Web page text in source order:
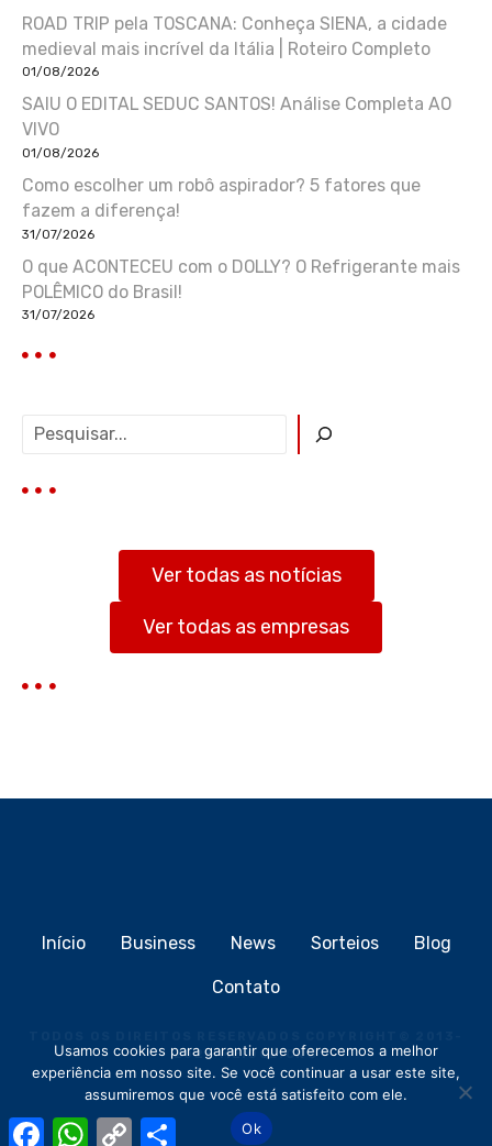
ROAD TRIP pela TOSCANA: Conheça SIENA, a cidade
medieval mais incrível da Itália | Roteiro Completo
01/08/2026
SAIU O EDITAL SEDUC SANTOS! Análise Completa AO
VIVO
01/08/2026
Como escolher um robô aspirador? 5 fatores que
fazem a diferença!
31/07/2026
O que ACONTECEU com o DOLLY? O Refrigerante mais
POLÊMICO do Brasil!
31/07/2026
q
Ver todas as notícias
Ver todas as empresas
Início Business News Sorteios Blog
Contato
2026MEIOCLICK®
F
W
C
Usamos cookies para garantir que oferecemos a melhor
experiência em nosso site. Se você continuar a usar este site,
assumiremos que você está satisfeito com ele.
Ok